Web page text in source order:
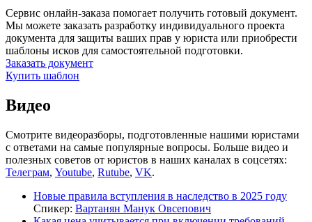
Сервис онлайн-заказа помогает получить готовый документ.
Мы можете заказать разработку индивидуального проекта
документа для защиты ваших прав у юриста или приобрести
шаблоны исков для самостоятельной подготовки.
Заказать документ
Купить шаблон
Видео
Смотрите видеоразборы, подготовленные нашими юристами
с ответами на самые популярные вопросы. Больше видео и
полезных советов от юристов в наших каналах в соцсетях:
Телеграм, Youtube, Rutube, VK.
Новые правила вступления в наследство в 2025 году
Спикер: Вартанян Манук Овсепович